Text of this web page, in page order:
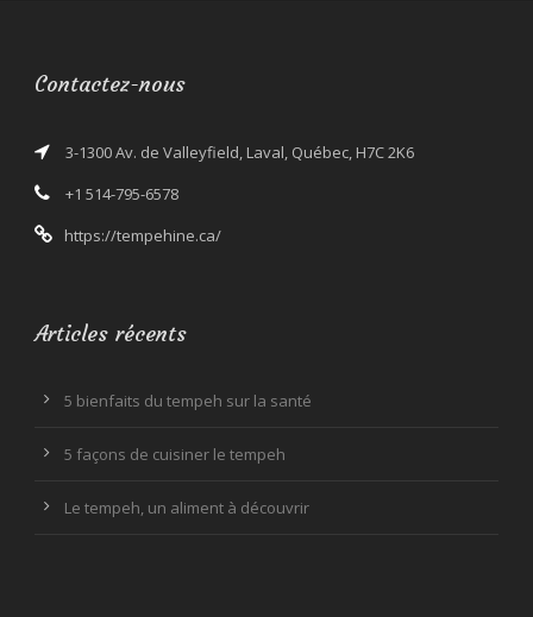
Contactez-nous
3-1300 Av. de Valleyfield, Laval, Québec, H7C 2K6
+1 514-795-6578
https://tempehine.ca/
Articles récents
5 bienfaits du tempeh sur la santé
5 façons de cuisiner le tempeh
Le tempeh, un aliment à découvrir